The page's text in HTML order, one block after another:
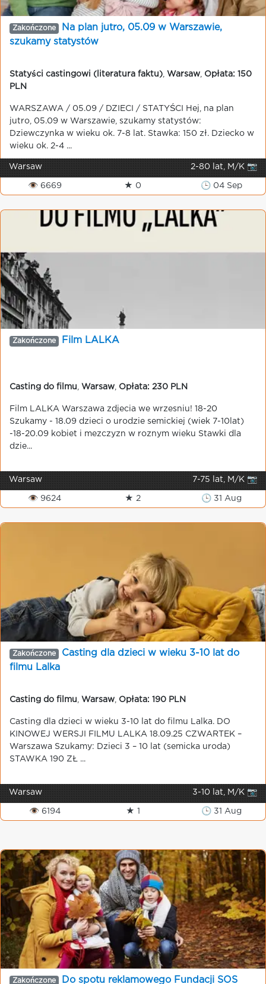
Zakończone
Na plan jutro, 05.09 w Warszawie,
szukamy statystów
Statyści castingowi (literatura faktu) Warsaw
Opłata: 150
PLN
WARSZAWA / 05.09 / DZIECI / STATYŚCI Hej, na plan
jutro, 05.09 w Warszawie, szukamy statystów:
Dziewczynka w wieku ok. 7-8 lat. Stawka: 150 zł. Dziecko w
wieku ok. 2-4 ...
Warsaw 2-80 lat, M/K 📷
👁 6669 ★ 0 🕒 04 Sep
Zakończone Film LALKA
Casting do filmu Warsaw Opłata: 230 PLN
Film LALKA Warszawa zdjecia we wrzesniu! 18-20
Szukamy - 18.09 dzieci o urodzie semickiej (wiek 7-10lat)
-18-20.09 kobiet i mezczyzn w roznym wieku Stawki dla
dzie...
Warsaw 7-75 lat, M/K 📷
👁 9624 ★ 2 🕒 31 Aug
Zakończone
Casting dla dzieci w wieku 3-10 lat do
filmu Lalka
Casting do filmu Warsaw Opłata: 190 PLN
Casting dla dzieci w wieku 3-10 lat do filmu Lalka. DO
KINOWEJ WERSJI FILMU LALKA 18.09.25 CZWARTEK –
Warszawa Szukamy: Dzieci 3 – 10 lat (semicka uroda)
STAWKA 190 ZŁ ...
Warsaw 3-10 lat, M/K 📷
👁 6194 ★ 1 🕒 31 Aug
Zakończone Do spotu reklamowego Fundacji SOS